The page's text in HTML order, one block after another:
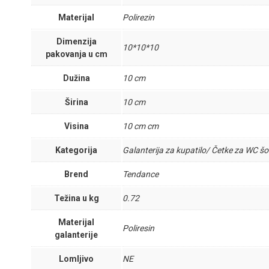
Materijal Polirezin
Dimenzija
pakovanja u cm
10*10*10
Dužina 10 cm
Širina 10 cm
Visina 10 cm cm
Kategorija Galanterija za kupatilo/ Četke za WC
Brend Tendance
Težina u kg 0.72
Materijal
galanterije
Poliresin
Lomljivo NE